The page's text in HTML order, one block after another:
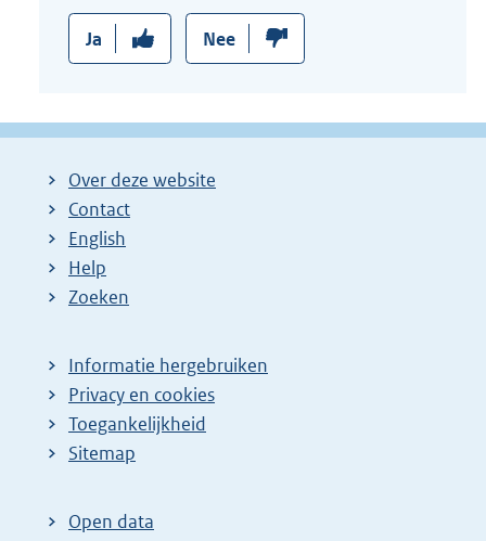
Ja Nee
Over deze website
Contact
English
Help
Zoeken
Informatie hergebruiken
Privacy en cookies
Toegankelijkheid
Sitemap
Open data